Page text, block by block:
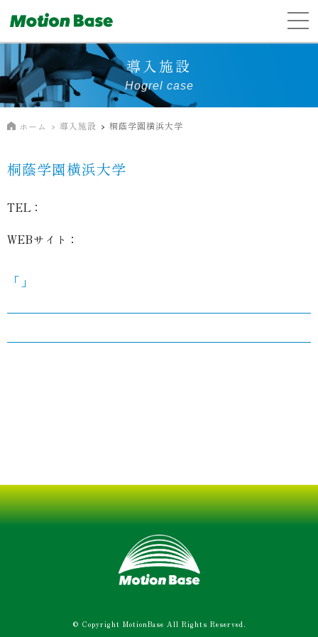
導入施設
Hogrel case
ホーム 導入施設 桐蔭学園横浜大学
桐蔭学園横浜大学
TEL：
WEBサイト：
「」
© Copyright MotionBase All Rights Reserved.